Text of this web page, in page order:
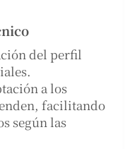
del perfil
a los
facilitando
según las